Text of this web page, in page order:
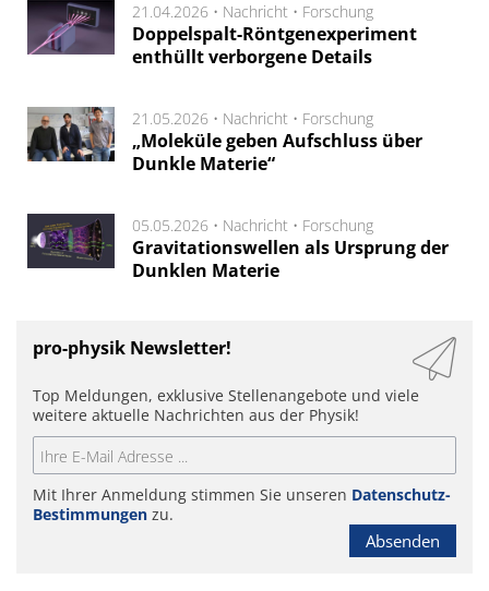
21.04.2026 • Nachricht • Forschung
Doppelspalt-Röntgenexperiment
enthüllt verborgene Details
21.05.2026 • Nachricht • Forschung
„Moleküle geben Aufschluss über
Dunkle Materie“
05.05.2026 • Nachricht • Forschung
Gravitationswellen als Ursprung der
Dunklen Materie
pro-physik Newsletter!
Top Meldungen, exklusive Stellenangebote und viele
weitere aktuelle Nachrichten aus der Physik!
Mit Ihrer Anmeldung stimmen Sie unseren Datenschutz-
Bestimmungen zu.
Absenden